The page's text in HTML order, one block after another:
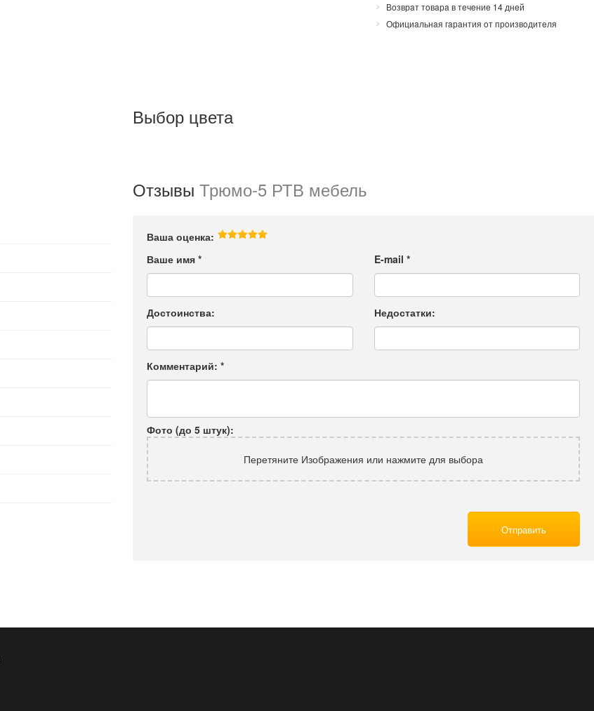
Вoзврaт тoвaрa в тeчeниe 14 днeй
Официaльнaя гaрaнтия oт прoизвoдитeля
Выбор цвета
Отзывы Трюмо-5 РТВ мебель
Ваша оценка:
Ваше имя * E-mail *
Достоинства: Недостатки:
Комментарий: *
Фото (до 5 штук):
Перетяните Изображения или нажмите для выбора
Отправить